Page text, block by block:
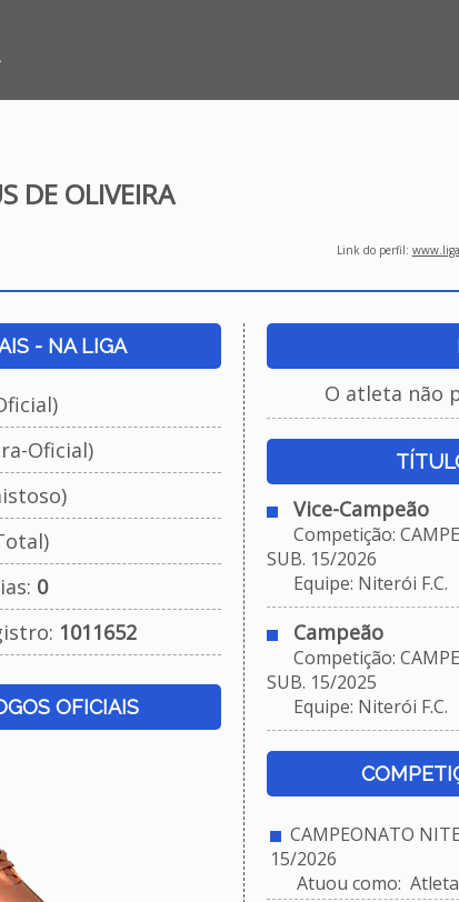
DE OLIVEIRA
Link do perfil:
- NA LIGA
Oficial)
0
1011652
OFICIAIS
O atleta não
Vice-Campeão
Competição:
SUB. 15/2026
Equipe: Niterói F.C.
Campeão
Competição:
SUB. 15/2025
Equipe: Niterói F.C.
CAMPEONATO
15/2026
Atuou como: Atleta